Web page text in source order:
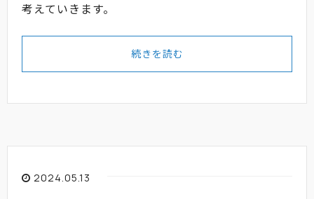
考えていきます。
続きを読む
2024.05.13